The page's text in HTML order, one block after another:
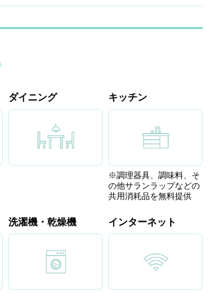
ダイニング キッチン
※調理器具、調味料、そ
の他サランラップなどの
共用消耗品を無料提供
洗濯機・乾燥機 インターネット